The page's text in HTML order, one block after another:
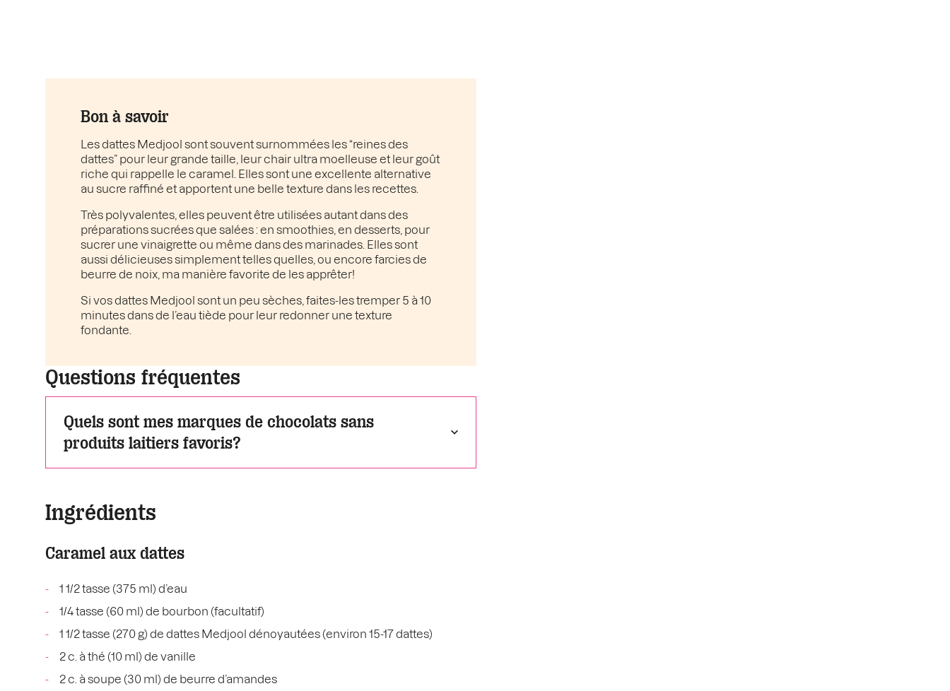
Bon à savoir
Les dattes Medjool sont souvent surnommées les “reines des
dattes” pour leur grande taille, leur chair ultra moelleuse et leur goût
riche qui rappelle le caramel. Elles sont une excellente alternative
au sucre raffiné et apportent une belle texture dans les recettes.
Très polyvalentes, elles peuvent être utilisées autant dans des
préparations sucrées que salées : en smoothies, en desserts, pour
sucrer une vinaigrette ou même dans des marinades. Elles sont
aussi délicieuses simplement telles quelles, ou encore farcies de
beurre de noix, ma manière favorite de les apprêter!
Si vos dattes Medjool sont un peu sèches, faites-les tremper 5 à 10
minutes dans de l’eau tiède pour leur redonner une texture
fondante.
Questions fréquentes
Quels sont mes marques de chocolats sans
produits laitiers favoris?
Ingrédients
Caramel aux dattes
1 1/2 tasse (375 ml) d’eau
1/4 tasse (60 ml) de bourbon (facultatif)
1 1/2 tasse (270 g) de dattes Medjool dénoyautées (environ 15-17 dattes)
2 c. à thé (10 ml) de vanille
2 c. à soupe (30 ml) de beurre d’amandes